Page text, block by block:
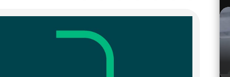
l'Indépendance, les Forces de